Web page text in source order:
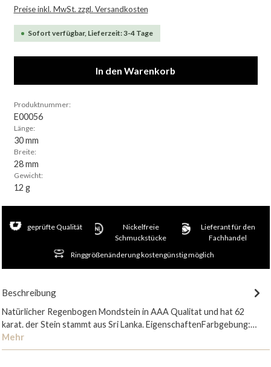
Preise inkl. MwSt. zzgl. Versandkosten
Sofort verfügbar, Lieferzeit: 3-4 Tage
In den Warenkorb
Produktnummer:
E00056
Länge:
30 mm
Breite:
28 mm
Gewicht:
12 g
geprüfte Qualität
Nickelfreie
Schmuckstücke
Lieferant für den
Fachhandel
Ringgrößenänderung kostengünstig möglich
Beschreibung
Natürlicher Regenbogen Mondstein in AAA Qualitat und hat 62
karat. der Stein stammt aus Sri Lanka. EigenschaftenFarbgebung:…
Mehr